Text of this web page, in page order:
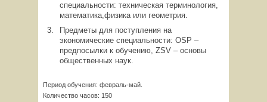
специальности: техническая терминология,
математика,физика или геометрия.
Предметы для поступления на
экономические специальности: OSP –
предпосылки к обучению, ZSV – основы
общественных наук.
Период обучения: февраль-май.
Количество часов: 150